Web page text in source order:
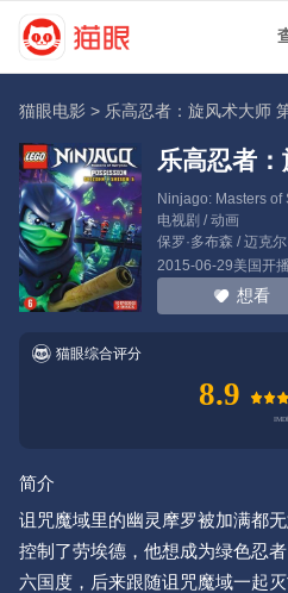
猫眼电影 > 乐高忍者：旋风术大师
Ninjago: Masters of
电视剧 / 动画
保罗·多布森 /迈克
2015-06-29美国开
想看
猫眼综合评分
8.9
简介
诅咒魔域里的幽灵摩罗被加满都
控制了劳埃德，他想成为绿色忍
六国度，后来跟随诅咒魔域一起灭